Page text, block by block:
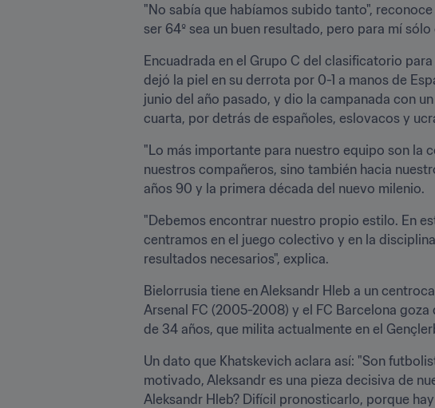
"No sabía que habíamos subido tanto",
ser 64º sea un buen resultado, pero para mí
Encuadrada en el Grupo C del clasificatorio
dejó la piel en su derrota por 0-1 a manos de
junio del año pasado, y dio la campanada con
cuarta, por detrás de españoles, eslovacos y
"Lo más importante para nuestro equipo son la
nuestros compañeros, sino también hacia
años 90 y la primera década del nuevo milenio.
"Debemos encontrar nuestro propio estilo. En
centramos en el juego colectivo y en la
resultados necesarios", explica.
Bielorrusia tiene en Aleksandr Hleb a un
Arsenal FC (2005-2008) y el FC Barcelona
de 34 años, que milita actualmente en el
Un dato que Khatskevich aclara así: "Son
motivado, Aleksandr es una pieza decisiva de
Aleksandr Hleb? Difícil pronosticarlo, porque